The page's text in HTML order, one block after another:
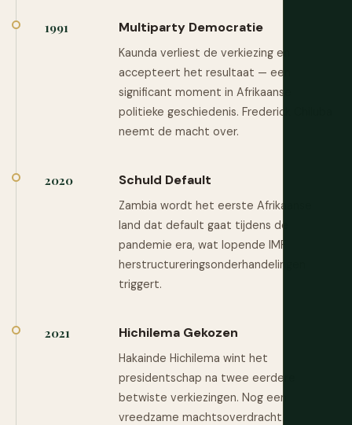
1991 Multiparty Democratie
Kaunda verliest de verkiezing en
accepteert het resultaat — een
significant moment in Afrikaanse
politieke geschiedenis. Frederick Chiluba
neemt de macht over.
2020 Schuld Default
Zambia wordt het eerste Afrikaanse
land dat default gaat tijdens de
pandemie era, wat lopende IMF
herstructureringsonderhandelingen
triggert.
2021 Hichilema Gekozen
Hakainde Hichilema wint het
presidentschap na twee eerdere
betwiste verkiezingen. Nog een
vreedzame machtsoverdracht.